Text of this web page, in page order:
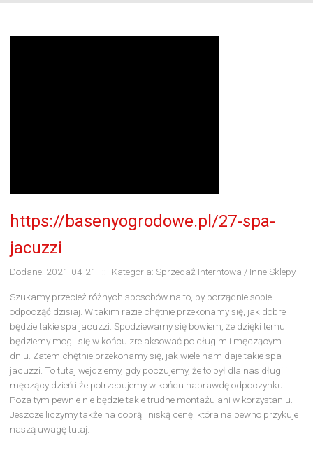
https://basenyogrodowe.pl/27-spa-
jacuzzi
Dodane: 2021-04-21 :: Kategoria: Sprzedaż Interntowa / Inne Sklepy
Szukamy przecież różnych sposobów na to, by porządnie sobie
odpocząć dzisiaj. W takim razie chętnie przekonamy się, jak dobre
będzie takie spa jacuzzi. Spodziewamy się bowiem, że dzięki temu
będziemy mogli się w końcu zrelaksować po długim i męczącym
dniu. Zatem chętnie przekonamy się, jak wiele nam daje takie spa
jacuzzi. To tutaj wejdziemy, gdy poczujemy, że to był dla nas długi i
męczący dzień i że potrzebujemy w końcu naprawdę odpoczynku.
Poza tym pewnie nie będzie takie trudne montażu ani w korzystaniu.
Jeszcze liczymy także na dobrą i niską cenę, która na pewno przykuje
naszą uwagę tutaj.